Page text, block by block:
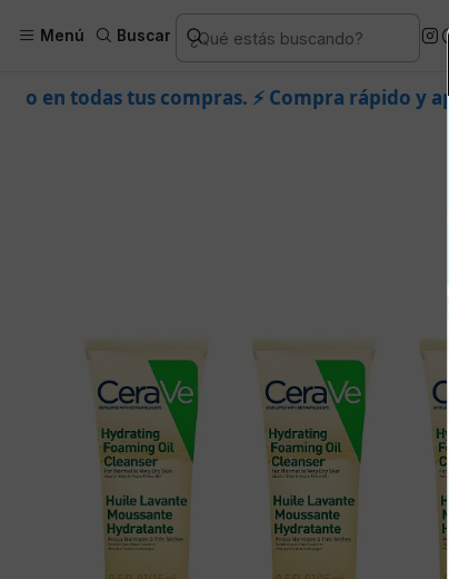
Menú Buscar
⚡ Compra rápido y aprovecha. 💙 +50.000